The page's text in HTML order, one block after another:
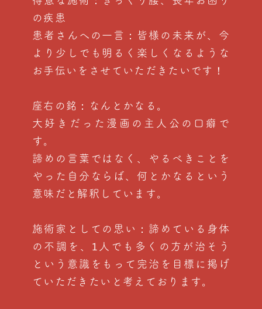
の疾患
患者さんへの一言：皆様の未来が、今
より少しでも明るく楽しくなるような
お手伝いをさせていただきたいです！
座右の銘：なんとかなる。
大好きだった漫画の主人公の口癖で
す。
諦めの言葉ではなく、やるべきことを
やった自分ならば、何とかなるという
意味だと解釈しています。
施術家としての思い：諦めている身体
の不調を、1人でも多くの方が治そう
という意識をもって完治を目標に掲げ
ていただきたいと考えております。